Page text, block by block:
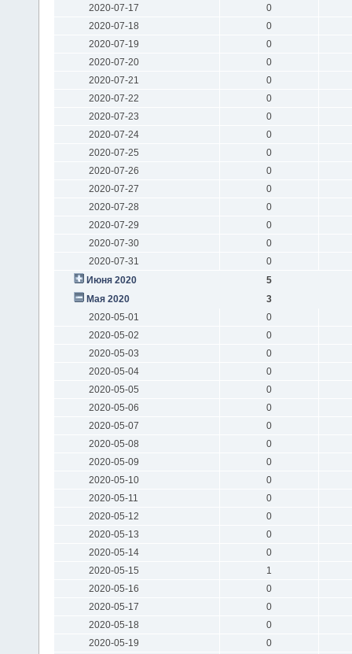
2020-07-17
0
2020-07-18
0
2020-07-19
0
2020-07-20
0
2020-07-21
0
2020-07-22
0
2020-07-23
0
2020-07-24
0
2020-07-25
0
2020-07-26
0
2020-07-27
0
2020-07-28
0
2020-07-29
0
2020-07-30
0
2020-07-31
0
Июня 2020
5
Мая 2020
3
2020-05-01
0
2020-05-02
0
2020-05-03
0
2020-05-04
0
2020-05-05
0
2020-05-06
0
2020-05-07
0
2020-05-08
0
2020-05-09
0
2020-05-10
0
2020-05-11
0
2020-05-12
0
2020-05-13
0
2020-05-14
0
2020-05-15
1
2020-05-16
0
2020-05-17
0
2020-05-18
0
2020-05-19
0